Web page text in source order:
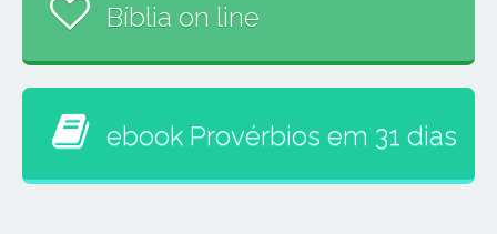
Bíblia on line
ebook Provérbios em 31 dias